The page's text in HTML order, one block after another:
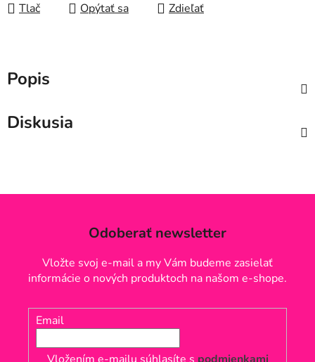
Tlač Opýtať sa Zdieľať
Popis
Diskusia
Odoberať newsletter
Vložte svoj e-mail a my Vám budeme zasielať
informácie o nových produktoch na našom e-shope.
Email